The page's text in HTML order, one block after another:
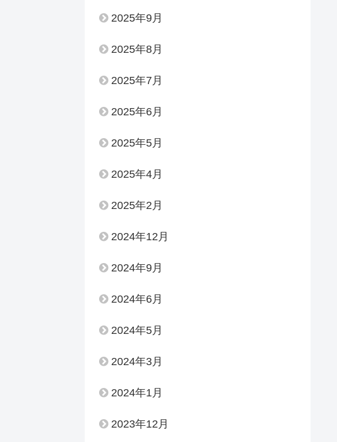
2025年9月
2025年8月
2025年7月
2025年6月
2025年5月
2025年4月
2025年2月
2024年12月
2024年9月
2024年6月
2024年5月
2024年3月
2024年1月
2023年12月